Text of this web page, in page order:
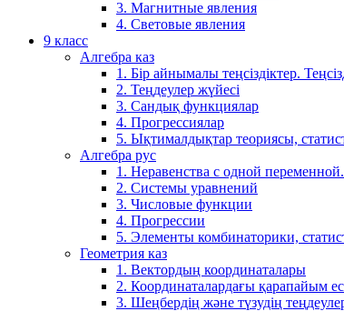
3. Магнитные явления
4. Световые явления
9 класс
Алгебра каз
1. Бір айнымалы теңсіздіктер.
2. Теңдеулер жүйесі
3. Сандық функциялар
4. Прогрессиялар
5. Ықтималдықтар теориясы,
Алгебра рус
1. Неравенства с одной
2. Системы уравнений
3. Числовые функции
4. Прогрессии
5. Элементы комбинаторики,
Геометрия каз
1. Вектордың координаталары
2. Координаталардағы қарапайым
3. Шеңбердің және түзудің